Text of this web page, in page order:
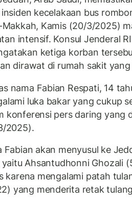
kecelakaan bus
Kamis (20/3/2025)
intensif. Konsul Jenderal
ketiga korban
dirawat di rumah sakit
nama Fabian Respati, 14
luka bakar yang cukup
konferensi pers daring yang
2025).
Fabian akan menyusul ke
Ahsantudhonni Ghozali
karena mengalami patah
yang menderita retak